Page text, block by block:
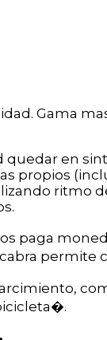
serios y no
que es
Gama
en
propios
ritmo
paga
permite